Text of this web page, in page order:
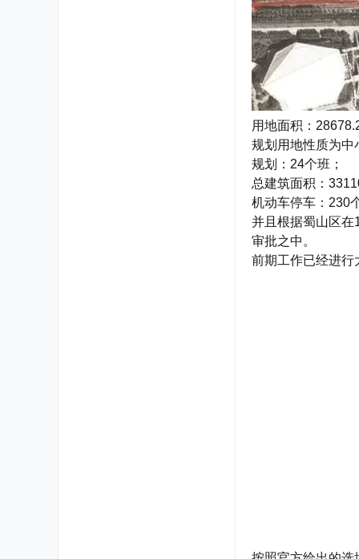
用地面积：
规划用地性质为中
规划：24个班；
总建筑面积：
机动车停车：230
并且根据蜀山区在
审批之中。
前期工作已经进行